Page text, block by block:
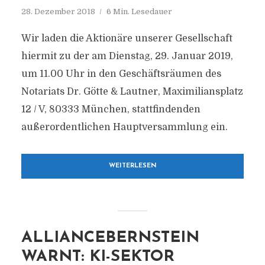
28. Dezember 2018 6 Min. Lesedauer
Wir laden die Aktionäre unserer Gesellschaft
hiermit zu der am Dienstag, 29. Januar 2019,
um 11.00 Uhr in den Geschäftsräumen des
Notariats Dr. Götte & Lautner, Maximiliansplatz
12 / V, 80333 München, stattfindenden
außerordentlichen Hauptversammlung ein.
WEITERLESEN
ALLIANCEBERNSTEIN
WARNT: KI-SEKTOR